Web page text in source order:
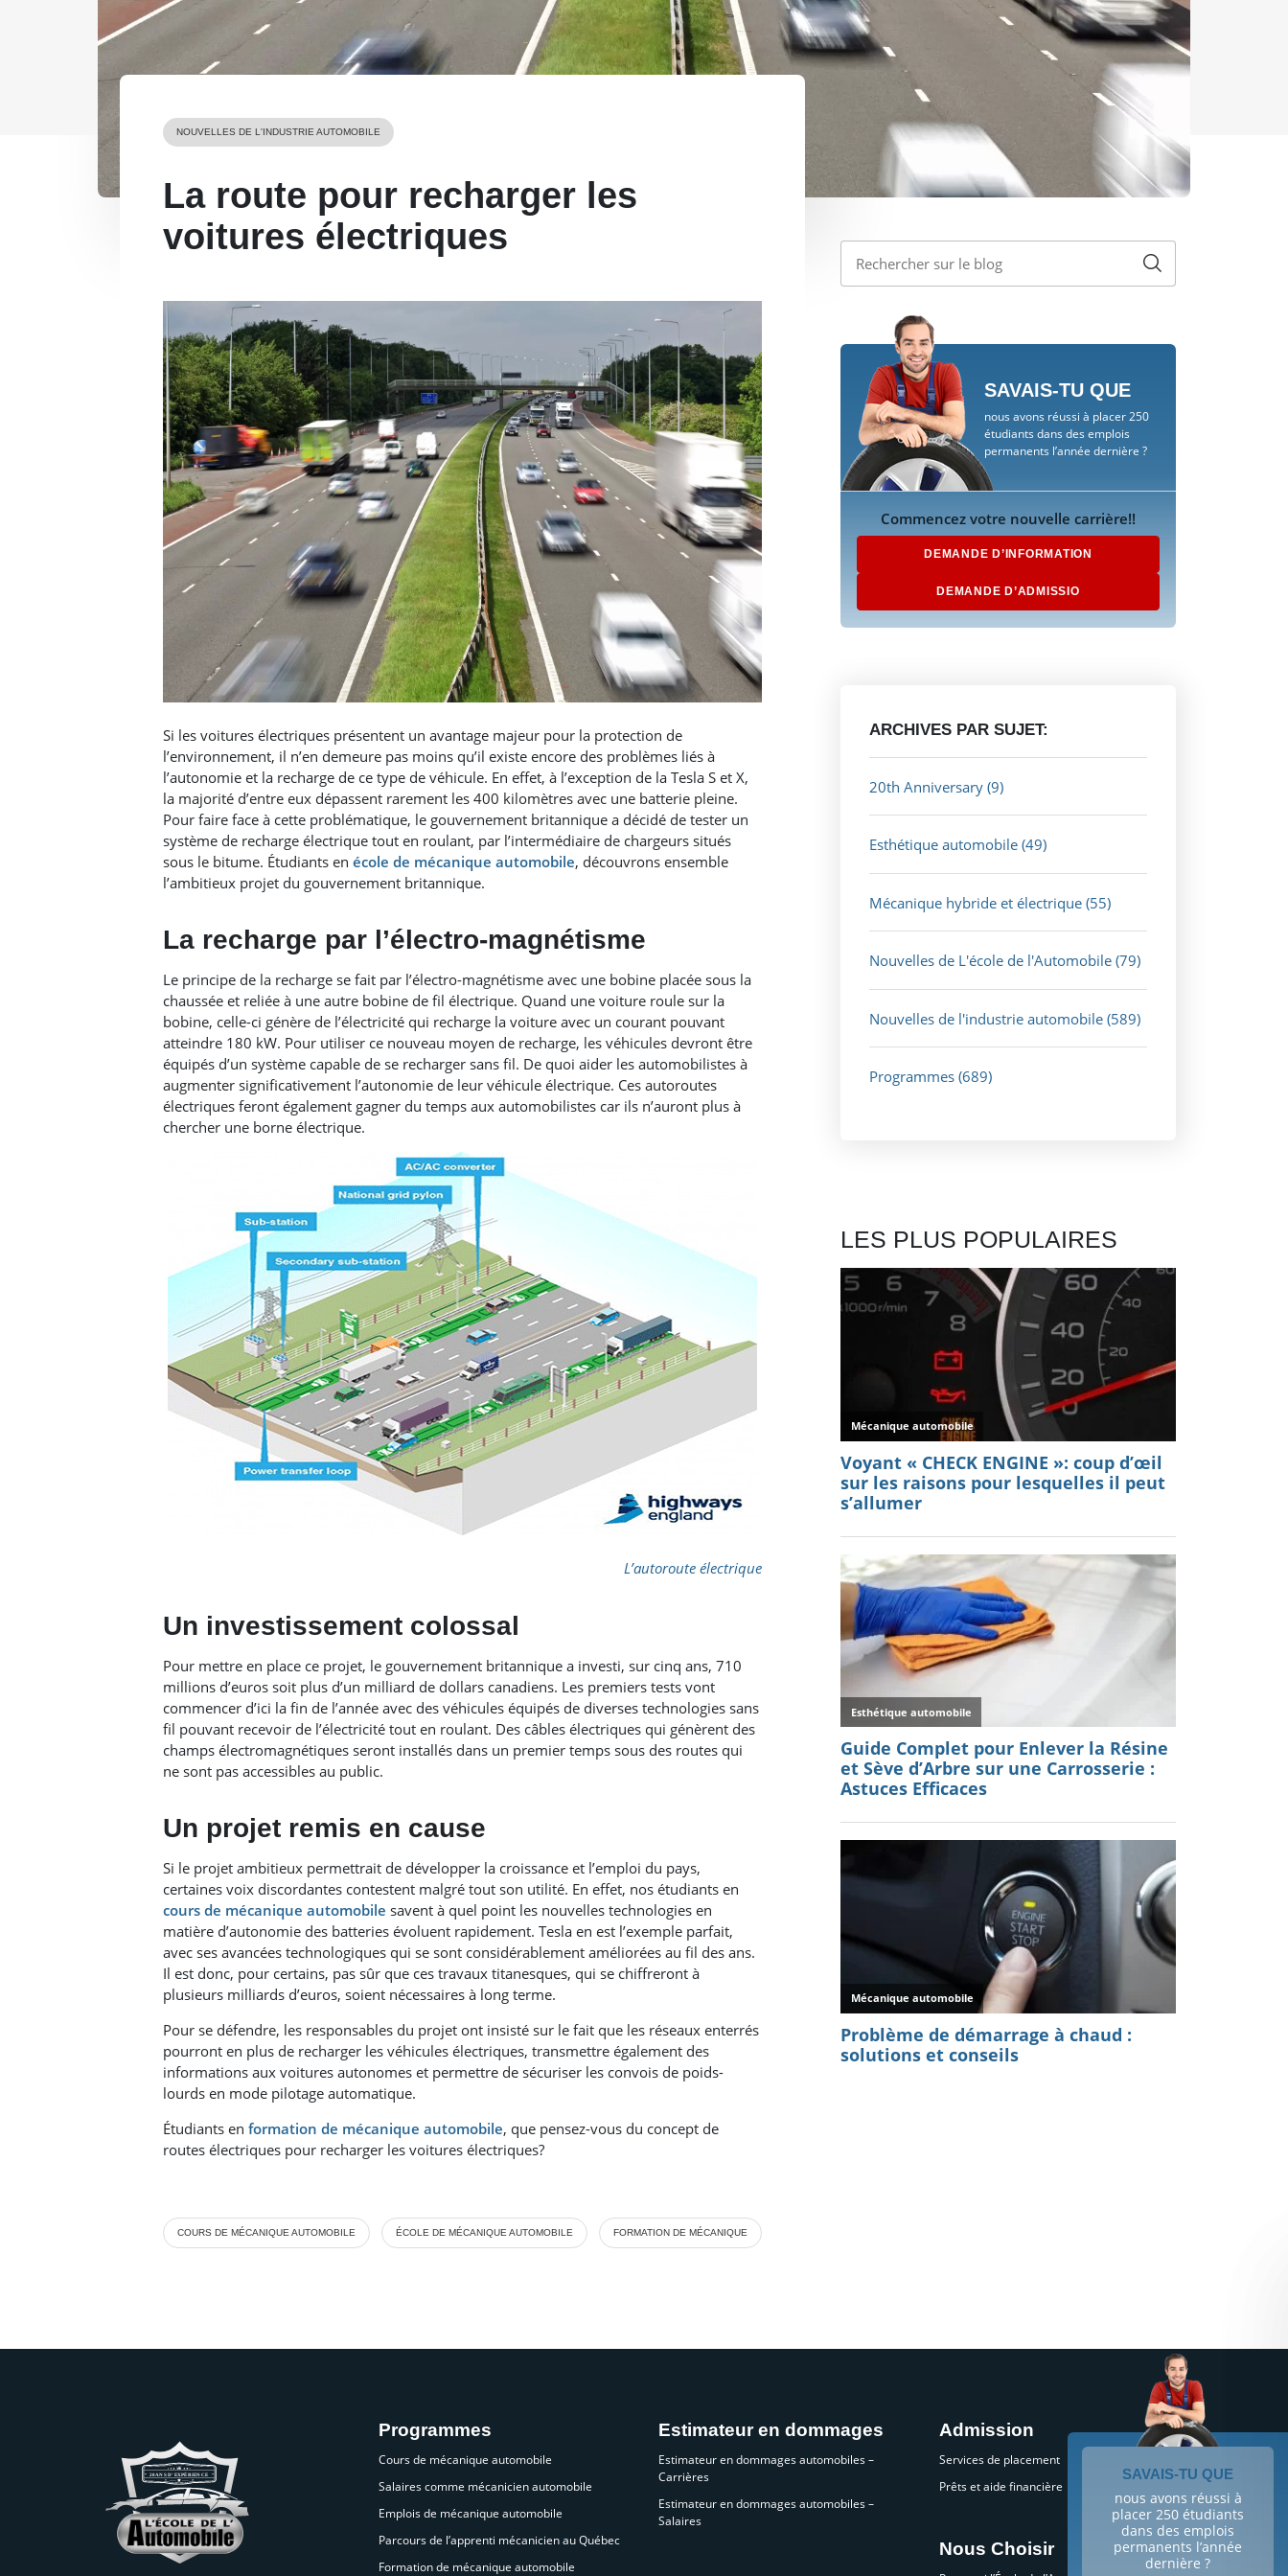
NOUVELLES DE L'INDUSTRIE AUTOMOBILE
La route pour recharger les
voitures électriques
Si les voitures électriques présentent un avantage majeur pour la protection de
l’environnement, il n’en demeure pas moins qu’il existe encore des problèmes liés à
l’autonomie et la recharge de ce type de véhicule. En effet, à l’exception de la Tesla S et X,
la majorité d’entre eux dépassent rarement les 400 kilomètres avec une batterie pleine.
Pour faire face à cette problématique, le gouvernement britannique a décidé de tester un
système de recharge électrique tout en roulant, par l’intermédiaire de chargeurs situés
sous le bitume. Étudiants en école de mécanique automobile, découvrons ensemble
l’ambitieux projet du gouvernement britannique.
La recharge par l’électro-magnétisme
Le principe de la recharge se fait par l’électro-magnétisme avec une bobine placée sous la
chaussée et reliée à une autre bobine de fil électrique. Quand une voiture roule sur la
bobine, celle-ci génère de l’électricité qui recharge la voiture avec un courant pouvant
atteindre 180 kW. Pour utiliser ce nouveau moyen de recharge, les véhicules devront être
équipés d’un système capable de se recharger sans fil. De quoi aider les automobilistes à
augmenter significativement l’autonomie de leur véhicule électrique. Ces autoroutes
électriques feront également gagner du temps aux automobilistes car ils n’auront plus à
chercher une borne électrique.
L’autoroute électrique
Un investissement colossal
Pour mettre en place ce projet, le gouvernement britannique a investi, sur cinq ans, 710
millions d’euros soit plus d’un milliard de dollars canadiens. Les premiers tests vont
commencer d’ici la fin de l’année avec des véhicules équipés de diverses technologies sans
fil pouvant recevoir de l’électricité tout en roulant. Des câbles électriques qui génèrent des
champs électromagnétiques seront installés dans un premier temps sous des routes qui
ne sont pas accessibles au public.
Un projet remis en cause
Si le projet ambitieux permettrait de développer la croissance et l’emploi du pays,
certaines voix discordantes contestent malgré tout son utilité. En effet, nos étudiants en
cours de mécanique automobile savent à quel point les nouvelles technologies en
matière d’autonomie des batteries évoluent rapidement. Tesla en est l’exemple parfait,
avec ses avancées technologiques qui se sont considérablement améliorées au fil des ans.
Il est donc, pour certains, pas sûr que ces travaux titanesques, qui se chiffreront à
plusieurs milliards d’euros, soient nécessaires à long terme.
Pour se défendre, les responsables du projet ont insisté sur le fait que les réseaux enterrés
pourront en plus de recharger les véhicules électriques, transmettre également des
informations aux voitures autonomes et permettre de sécuriser les convois de poids-
lourds en mode pilotage automatique.
Étudiants en formation de mécanique automobile, que pensez-vous du concept de
routes électriques pour recharger les voitures électriques?
COURS DE MÉCANIQUE AUTOMOBILE ÉCOLE DE MÉCANIQUE AUTOMOBILE FORMATION DE MÉCANIQUE
SAVAIS-TU QUE
nous avons réussi à placer 250
étudiants dans des emplois
permanents l’année dernière ?
Commencez votre nouvelle carrière!!
DEMANDE D’INFORMATION
DEMANDE D’ADMISSIO
ARCHIVES PAR SUJET:
20th Anniversary (9)
Esthétique automobile (49)
Mécanique hybride et électrique (55)
Nouvelles de L'école de l'Automobile (79)
Nouvelles de l'industrie automobile (589)
Programmes (689)
LES PLUS POPULAIRES
Programmes
Cours de mécanique automobile
Salaires comme mécanicien automobile
Emplois de mécanique automobile
Parcours de l’apprenti mécanicien au Québec
Formation de mécanique automobile
Estimateur en dommages
Estimateur en dommages automobiles –
Carrières
Estimateur en dommages automobiles –
Salaires
Admission
Services de placement
Prêts et aide financière
Nous Choisir
SAVAIS-TU QUE
nous avons réussi à
placer 250 étudiants
dans des emplois
permanents l’année
dernière ?